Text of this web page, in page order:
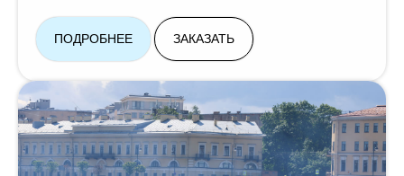
ПОДРОБНЕЕ ЗАКАЗАТЬ